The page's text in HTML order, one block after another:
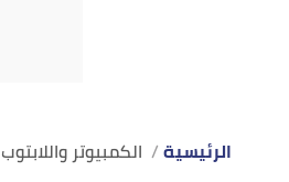
الرئيسية الكمبيوتر واللابتوب